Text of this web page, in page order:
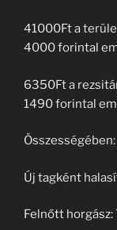
41000Ft a
4000 forintal
6350Ft a
1490 forintal
Összességében:
Új tagként
Felnőtt